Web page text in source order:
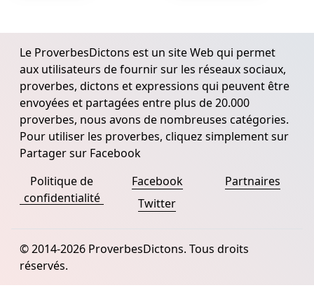
Le ProverbesDictons est un site Web qui permet
aux utilisateurs de fournir sur les réseaux sociaux,
proverbes, dictons et expressions qui peuvent être
envoyées et partagées entre plus de 20.000
proverbes, nous avons de nombreuses catégories.
Pour utiliser les proverbes, cliquez simplement sur
Partager sur Facebook
Politique de
confidentialité
Facebook
Twitter
Partnaires
© 2014-2026 ProverbesDictons. Tous droits
réservés.